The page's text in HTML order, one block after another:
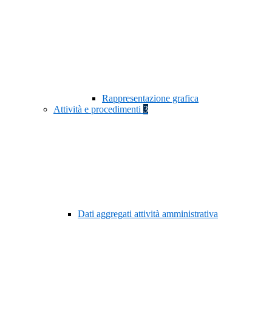
Rappresentazione grafica
Attività e procedimenti 3
Dati aggregati attività amministrativa